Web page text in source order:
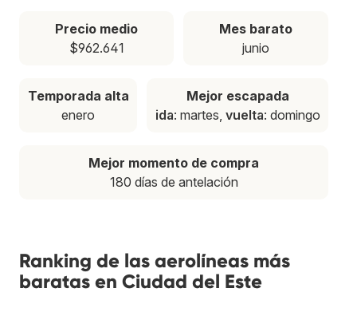
Precio medio
$962.641
Mes barato
junio
Temporada alta
enero
Mejor escapada
ida: martes, vuelta: domingo
Mejor momento de compra
180 días de antelación
Ranking de las aerolíneas más
baratas en Ciudad del Este